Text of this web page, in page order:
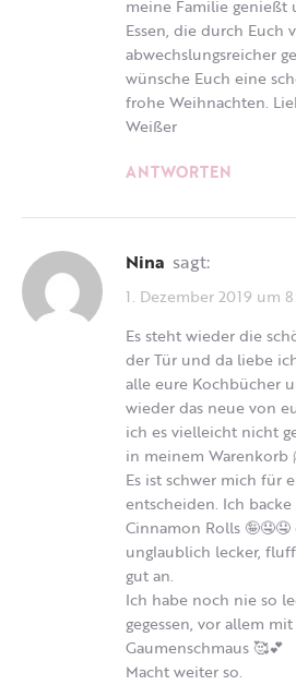
meine Familie genießt
Essen, die durch Euch
abwechslungsreicher
wünsche Euch eine
frohe Weihnachten.
Weißer
ANTWORTEN
Nina sagt:
1. Dezember 2019 um
Es steht wieder die
der Tür und da liebe
alle eure Kochbücher
wieder das neue von
ich es vielleicht nicht
in meinem Warenkorb
Es ist schwer mich für
entscheiden. Ich
Cinnamon Rolls
unglaublich lecker,
gut an.
Ich habe noch nie so
gegessen, vor allem
Gaumenschmaus 🥰💕
Macht weiter so.